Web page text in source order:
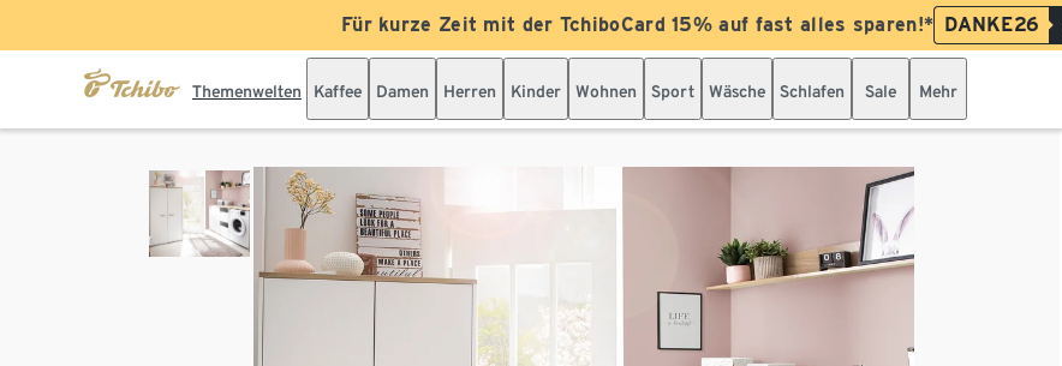
Für kurze Zeit mit der TchiboCard 15% auf fast alles sparen!* DANKE26
Themenwelten Kaffee Damen Herren Kinder Wohnen Sport Wäsche Schlafen Sale Mehr